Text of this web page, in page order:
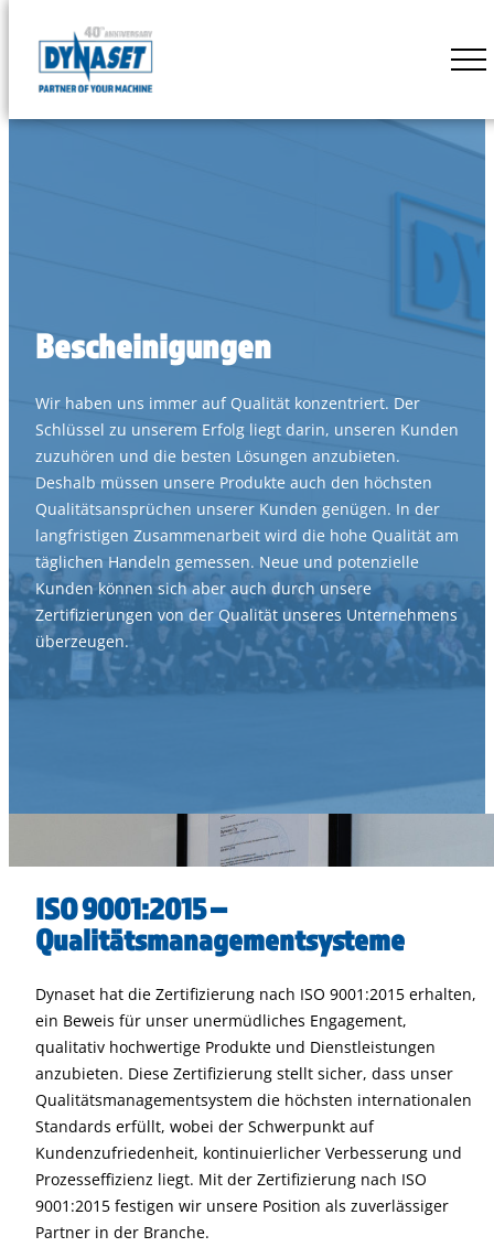
content
DYNASET
by
Bescheinigungen
Wir haben uns immer auf Qualität konzentriert. Der
Schlüssel zu unserem Erfolg liegt darin, unseren Kunden
zuzuhören und die besten Lösungen anzubieten.
Deshalb müssen unsere Produkte auch den höchsten
Qualitätsansprüchen unserer Kunden genügen. In der
langfristigen Zusammenarbeit wird die hohe Qualität am
täglichen Handeln gemessen. Neue und potenzielle
Kunden können sich aber auch durch unsere
Zertifizierungen von der Qualität unseres Unternehmens
überzeugen.
ISO 9001:2015 –
Qualitätsmanagementsysteme
Dynaset hat die Zertifizierung nach ISO 9001:2015 erhalten,
ein Beweis für unser unermüdliches Engagement,
qualitativ hochwertige Produkte und Dienstleistungen
anzubieten. Diese Zertifizierung stellt sicher, dass unser
Qualitätsmanagementsystem die höchsten internationalen
Standards erfüllt, wobei der Schwerpunkt auf
Kundenzufriedenheit, kontinuierlicher Verbesserung und
Prozesseffizienz liegt. Mit der Zertifizierung nach ISO
9001:2015 festigen wir unsere Position als zuverlässiger
Partner in der Branche.